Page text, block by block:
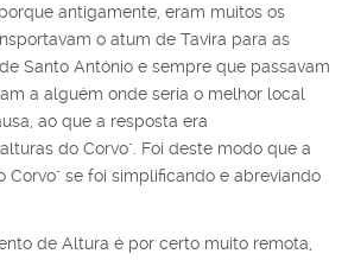
antigamente, eram muitos os
o atum de Tavira para as
Santo António e sempre que passavam
a alguém onde seria o melhor local
ao que a resposta era
do Corvo". Foi deste modo que a
Corvo" se foi simplificando e abreviando
de Altura é por certo muito remota,